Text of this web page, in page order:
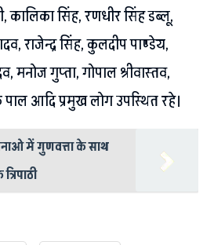
कालिका सिंह, रणधीर सिंह डब्लू,
राजेन्द्र सिंह, कुलदीप पाण्डेय,
मनोज गुप्ता, गोपाल श्रीवास्तव,
आदि प्रमुख लोग उपस्थित रहे।
में गुणवत्ता के साथ